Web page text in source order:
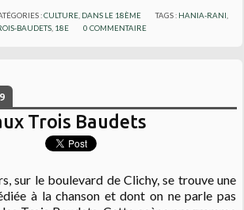
:CULTURE, DANS LE 18ÈME TAGS : HANIA-RANI
BAUDETS 18E 0 COMMENTAIRE
Trois Baudets
sur le boulevard de Clichy, se trouve une
à la chanson et dont on ne parle pas